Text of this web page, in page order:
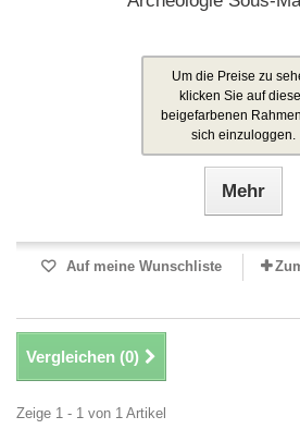
Um die Preise zu
klicken Sie auf
beigefarbenen
sich einzuloggen.
Mehr
Auf meine Wunschliste
Vergleichen (0)
Zeige 1 - 1 von 1 Artikel